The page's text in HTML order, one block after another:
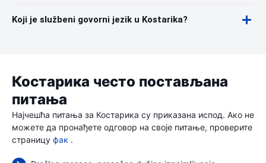
Koji je službeni govorni jezik u Kostarika?
Костарика често постављана
питања
Најчешћа питања за Костарика су приказана испод. Ако не
можете да пронађете одговор на своје питање, проверите
страницу фак .